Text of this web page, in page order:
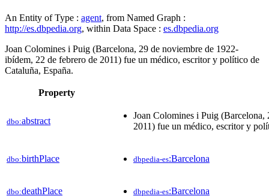
An Entity of Type : agent, from Named Graph :
http://es.dbpedia.org, within Data Space : es.dbpedia.org
Joan Colomines i Puig (Barcelona, 29 de noviembre de 1922-
ibídem, 22 de febrero de 2011​) fue un médico, escritor y político de
Cataluña, España.
Property
dbo:abstract
Joan Colomines i Puig
2011​) fue un médico, escritor y
dbo:birthPlace dbpedia-es:Barcelona
dbo:deathPlace dbpedia-es:Barcelona